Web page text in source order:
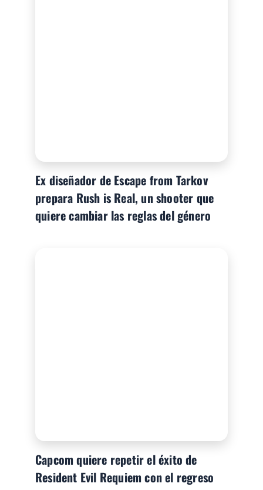
Ex diseñador de Escape from Tarkov
prepara Rush is Real, un shooter que
quiere cambiar las reglas del género
Capcom quiere repetir el éxito de
Resident Evil Requiem con el regreso